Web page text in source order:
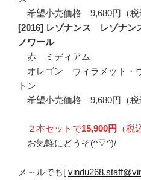
希望小売価格 9,680円（税
[2016] レゾナンス レゾナン
ノワール
赤 ミディアム
オレゴン ウィラメット・
トン
希望小売価格 9,680円（税
２本セットで15,900円
（税
お気軽にどうぞ(^▽^)/
メ～ルでも[